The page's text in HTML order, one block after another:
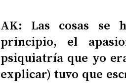
AK: Las cosas se
principio, el
psiquiatría que yo
explicar) tuvo que